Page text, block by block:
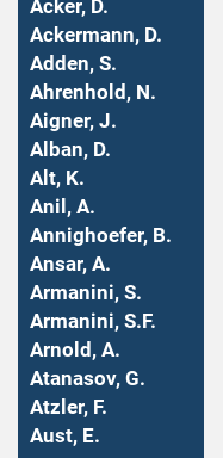
Acker, D.
Ackermann, D.
Adden, S.
Ahrenhold, N.
Aigner, J.
Alban, D.
Alt, K.
Anil, A.
Annighoefer, B.
Ansar, A.
Armanini, S.
Armanini, S.F.
Arnold, A.
Atanasov, G.
Atzler, F.
Aust, E.